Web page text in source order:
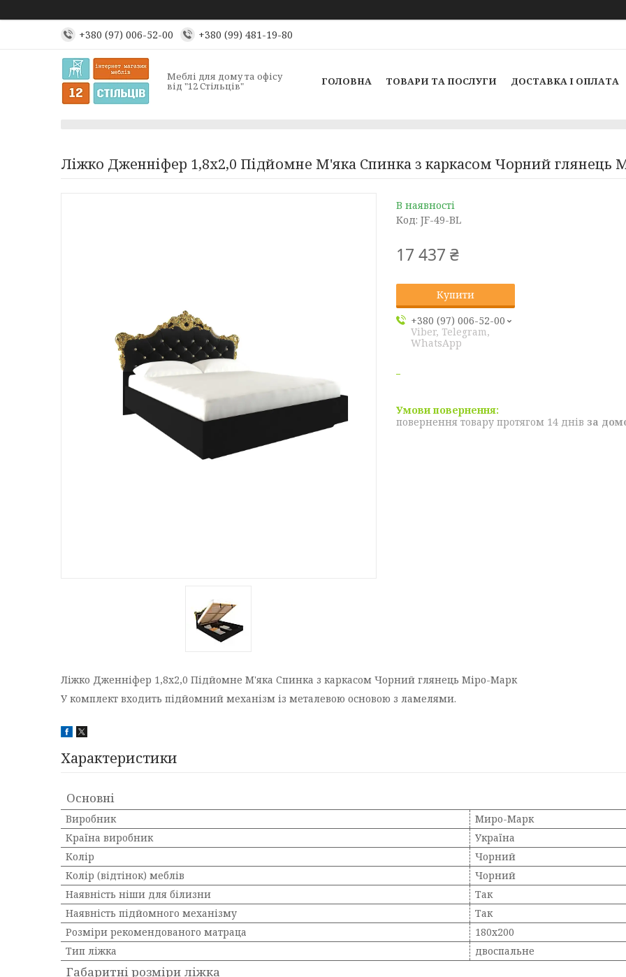
+380 (97) 006-52-00 +380 (99) 481-19-80
Меблі для дому та офісу
від "12 Стільців" ГОЛОВНА ТОВАРИ ТА ПОСЛУГИ ДОСТАВКА І ОПЛАТА
Ліжко Дженніфер 1,8х2,0 Підйомне М'яка Спинка з каркасом Чорний глянець
В наявності
Код: JF-49-BL
17 437 ₴
Купити
+380 (97) 006-52-00
Viber, Telegram,
WhatsApp
повернення товару протягом 14 днів за
Ліжко Дженніфер 1,8х2,0 Підйомне М'яка Спинка з каркасом Чорний глянець Міро-Марк
У комплект входить підйомний механізм із металевою основою з ламелями.
Характеристики
Основні
Виробник
Миро-Марк
Країна виробник
Україна
Колір
Чорний
Колір (відтінок) меблів
Чорний
Наявність ніши для білизни
Так
Наявність підйомного механізму
Так
Розміри рекомендованого матраца
180х200
Тип ліжка
двоспальне
Габаритні розміри ліжка